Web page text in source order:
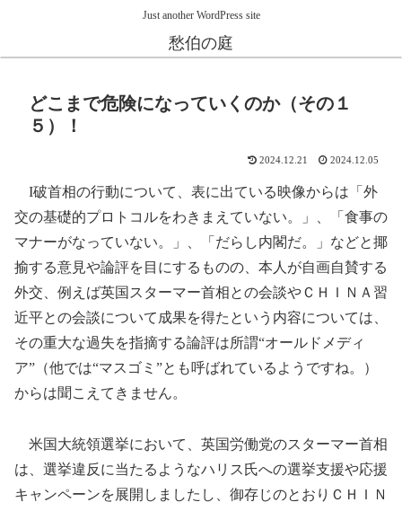
Just another WordPress site
愁伯の庭
どこまで危険になっていくのか（その１
５）！
2024.12.21 2024.12.05
I破首相の行動について、表に出ている映像からは「外
交の基礎的プロトコルをわきまえていない。」、「食事の
マナーがなっていない。」、「だらし内閣だ。」などと揶
揄する意見や論評を目にするものの、本人が自画自賛する
外交、例えば英国スターマー首相との会談やＣＨＩＮＡ習
近平との会談について成果を得たという内容については、
その重大な過失を指摘する論評は所謂“オールドメディ
ア”（他では“マスゴミ”とも呼ばれているようですね。）
からは聞こえてきません。
米国大統領選挙において、英国労働党のスターマー首相
は、選挙違反に当たるようなハリス氏への選挙支援や応援
キャンペーンを展開しましたし、御存じのとおりＣＨＩＮ